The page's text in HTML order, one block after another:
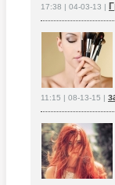
17:38 | 04-03-13 |
11:15 | 08-13-15 |